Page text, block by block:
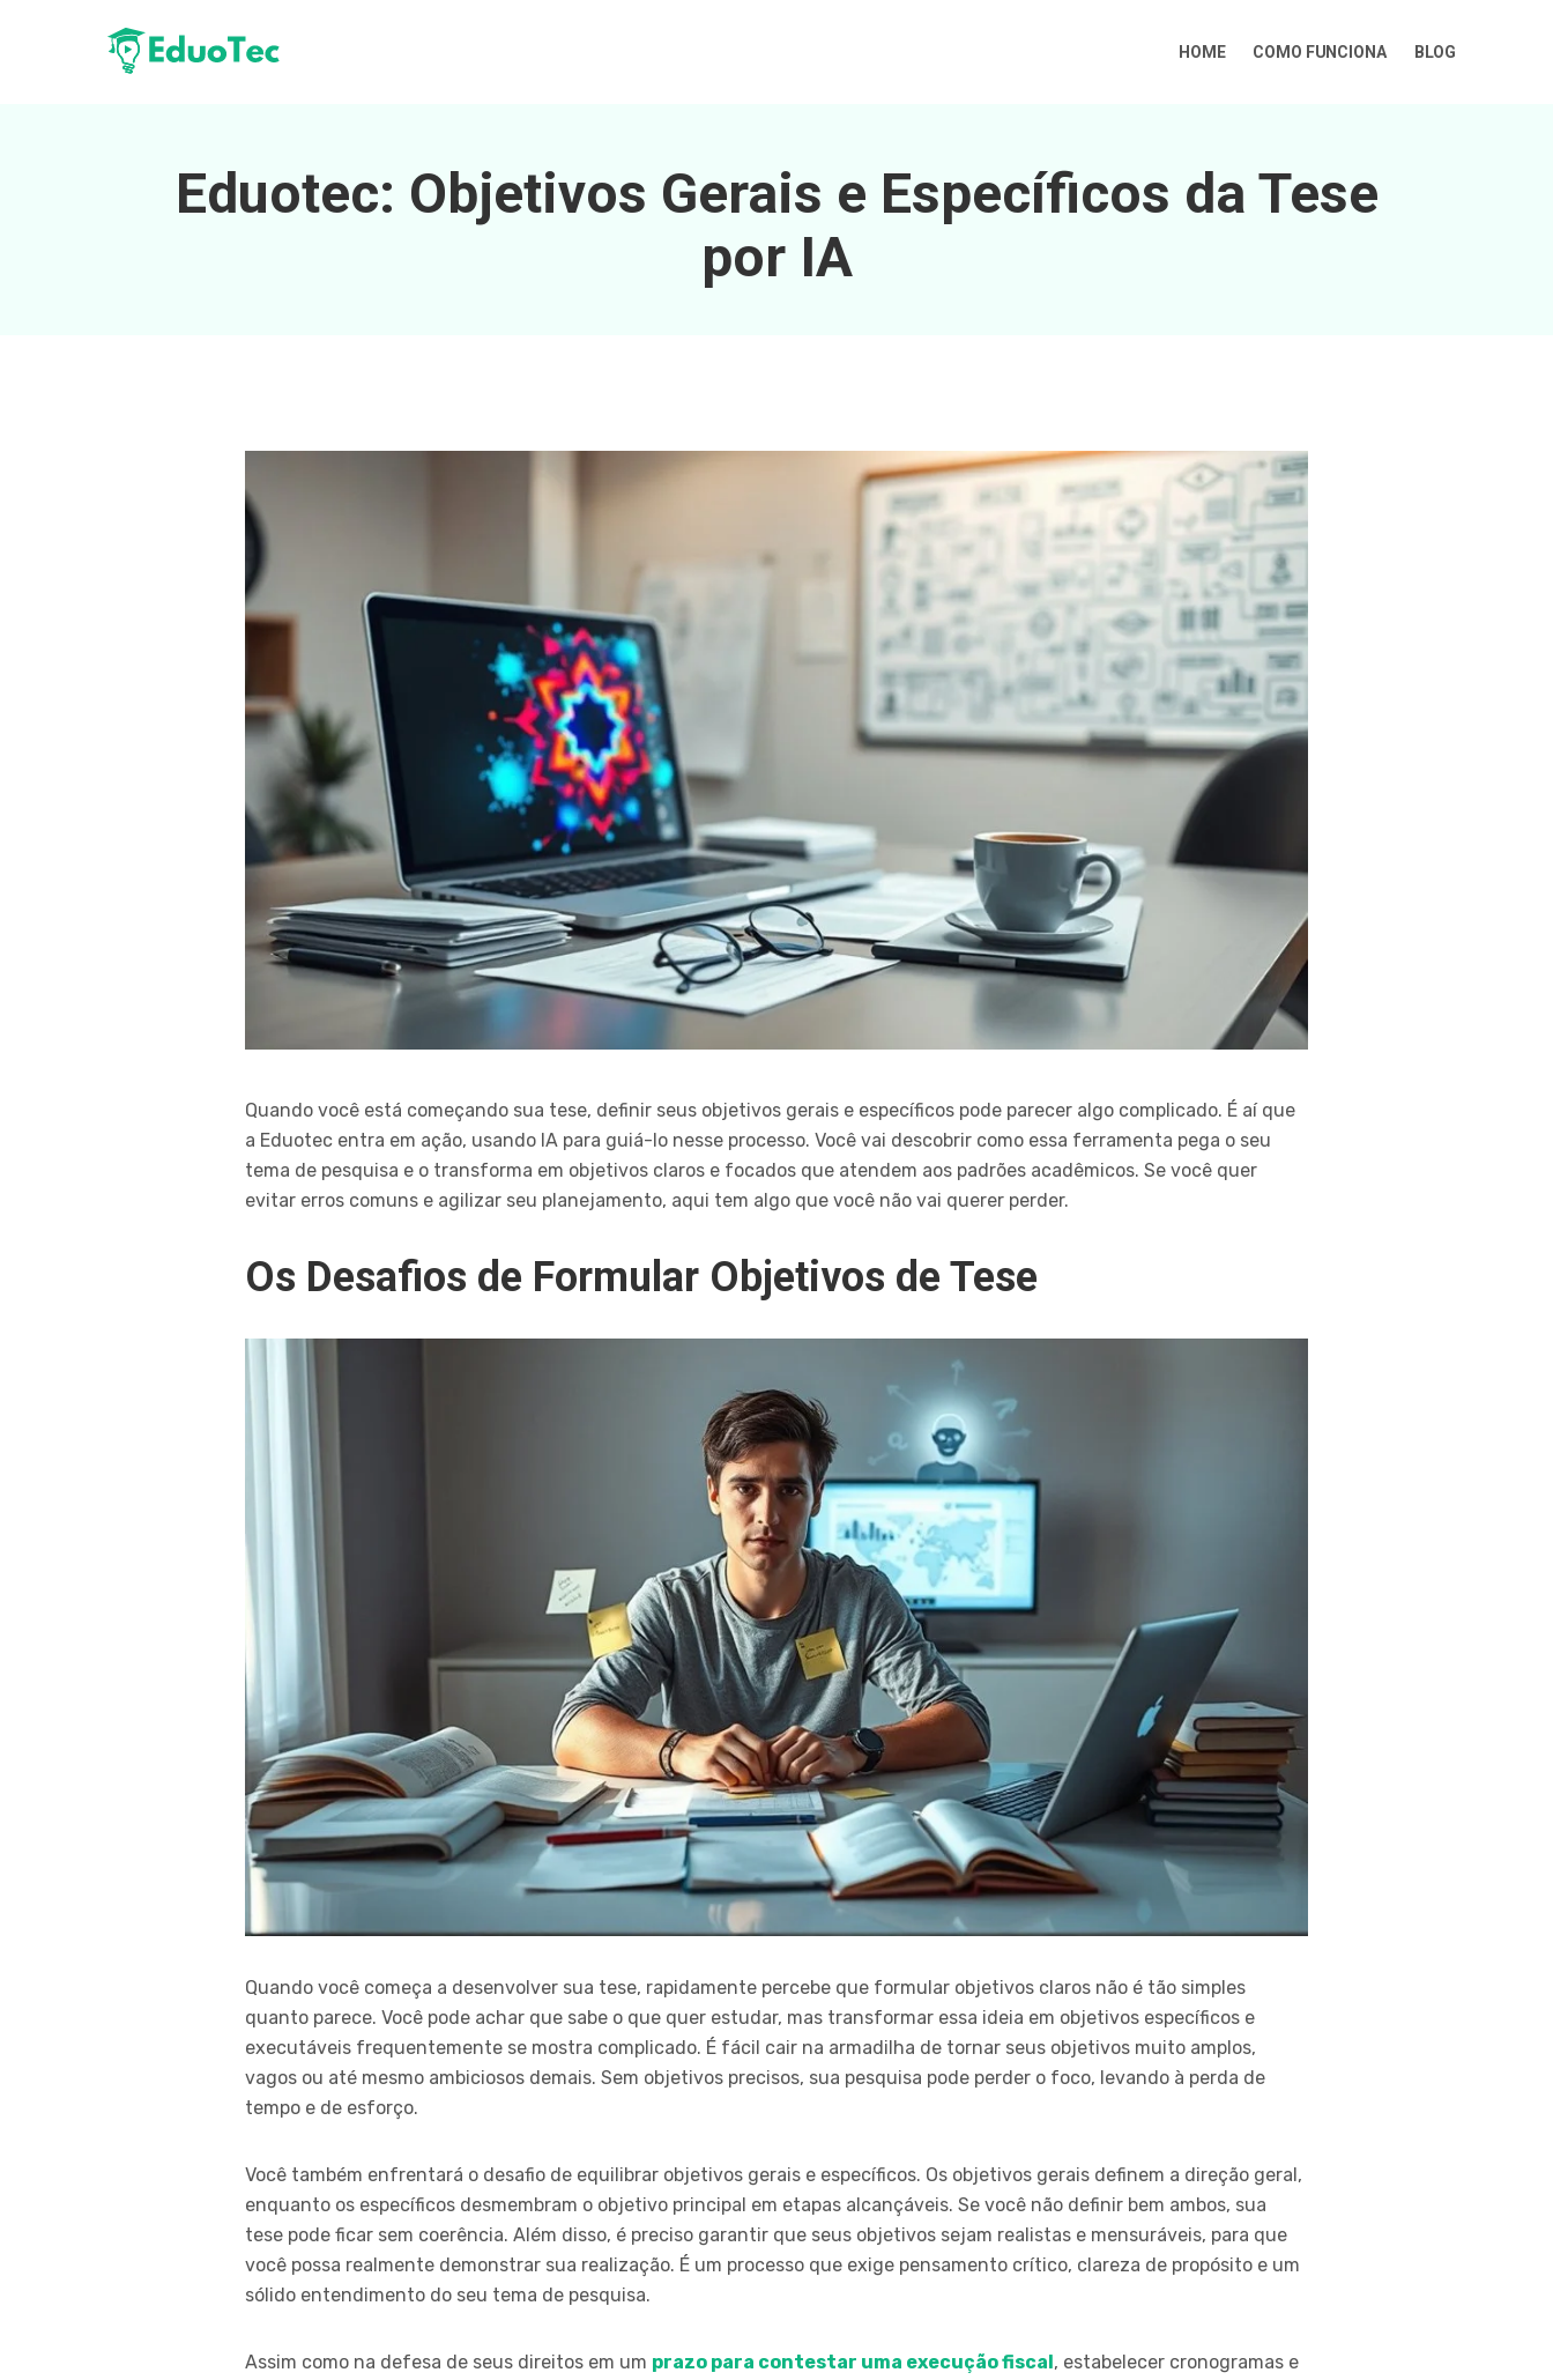
HOME COMO FUNCIONA BLOG
Eduotec: Objetivos Gerais e Específicos da Tese
por IA
Quando você está começando sua tese, definir seus objetivos gerais e específicos pode parecer algo complicado. É aí que
a Eduotec entra em ação, usando IA para guiá-lo nesse processo. Você vai descobrir como essa ferramenta pega o seu
tema de pesquisa e o transforma em objetivos claros e focados que atendem aos padrões acadêmicos. Se você quer
evitar erros comuns e agilizar seu planejamento, aqui tem algo que você não vai querer perder.
Os Desafios de Formular Objetivos de Tese
Quando você começa a desenvolver sua tese, rapidamente percebe que formular objetivos claros não é tão simples
quanto parece. Você pode achar que sabe o que quer estudar, mas transformar essa ideia em objetivos específicos e
executáveis frequentemente se mostra complicado. É fácil cair na armadilha de tornar seus objetivos muito amplos,
vagos ou até mesmo ambiciosos demais. Sem objetivos precisos, sua pesquisa pode perder o foco, levando à perda de
tempo e de esforço.
Você também enfrentará o desafio de equilibrar objetivos gerais e específicos. Os objetivos gerais definem a direção geral,
enquanto os específicos desmembram o objetivo principal em etapas alcançáveis. Se você não definir bem ambos, sua
tese pode ficar sem coerência. Além disso, é preciso garantir que seus objetivos sejam realistas e mensuráveis, para que
você possa realmente demonstrar sua realização. É um processo que exige pensamento crítico, clareza de propósito e um
sólido entendimento do seu tema de pesquisa.
Assim como na defesa de seus direitos em um prazo para contestar uma execução fiscal , estabelecer cronogramas e